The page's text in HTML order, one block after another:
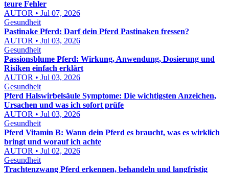
teure Fehler
AUTOR • Jul 07, 2026
Gesundheit
Pastinake Pferd: Darf dein Pferd Pastinaken fressen?
AUTOR • Jul 03, 2026
Gesundheit
Passionsblume Pferd: Wirkung, Anwendung, Dosierung und
Risiken einfach erklärt
AUTOR • Jul 03, 2026
Gesundheit
Pferd Halswirbelsäule Symptome: Die wichtigsten Anzeichen,
Ursachen und was ich sofort prüfe
AUTOR • Jul 03, 2026
Gesundheit
Pferd Vitamin B: Wann dein Pferd es braucht, was es wirklich
bringt und worauf ich achte
AUTOR • Jul 02, 2026
Gesundheit
Trachtenzwang Pferd erkennen, behandeln und langfristig